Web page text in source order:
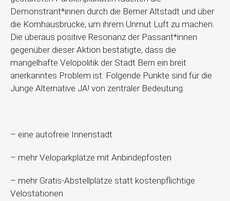
Demonstrant*innen durch die Berner Altstadt und über
die Kornhausbrücke, um ihrem Unmut Luft zu machen.
Die überaus positive Resonanz der Passant*innen
gegenüber dieser Aktion bestätigte, dass die
mangelhafte Velopolitik der Stadt Bern ein breit
anerkanntes Problem ist. Folgende Punkte sind für die
Junge Alternative JA! von zentraler Bedeutung:
– eine autofreie Innenstadt
– mehr Veloparkplätze mit Anbindepfosten
– mehr Gratis-Abstellplätze statt kostenpflichtige
Velostationen